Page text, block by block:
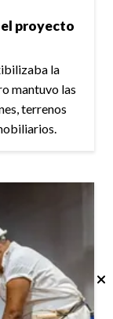
el proyecto
la
mantuvo las
terrenos